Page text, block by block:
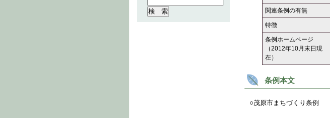
関連条例の有無
特徴
条例ホームページ
（2012年10月末日現
在）
条例本文
○茂原市まちづくり条例